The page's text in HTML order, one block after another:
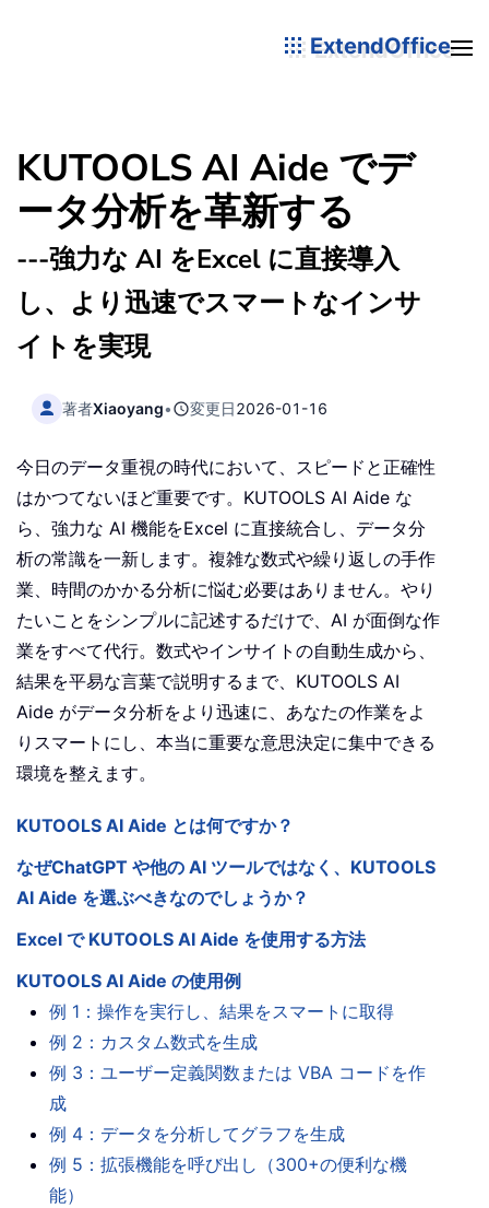
ExtendOffice
KUTOOLS AI Aide でデ
ータ分析を革新する
---強力な AI をExcel に直接導入
し、より迅速でスマートなインサ
イトを実現
著者Xiaoyang• 変更日2026-01-16
今日のデータ重視の時代において、スピードと正確性
はかつてないほど重要です。KUTOOLS AI Aide な
ら、強力な AI 機能をExcel に直接統合し、データ分
析の常識を一新します。複雑な数式や繰り返しの手作
業、時間のかかる分析に悩む必要はありません。やり
たいことをシンプルに記述するだけで、AI が面倒な作
業をすべて代行。数式やインサイトの自動生成から、
結果を平易な言葉で説明するまで、KUTOOLS AI
Aide がデータ分析をより迅速に、あなたの作業をよ
りスマートにし、本当に重要な意思決定に集中できる
環境を整えます。
KUTOOLS AI Aide とは何ですか？
なぜChatGPT や他の AI ツールではなく、KUTOOLS
AI Aide を選ぶべきなのでしょうか？
Excel で KUTOOLS AI Aide を使用する方法
KUTOOLS AI Aide の使用例
例 1：操作を実行し、結果をスマートに取得
例 2：カスタム数式を生成
例 3：ユーザー定義関数または VBA コードを作
成
例 4：データを分析してグラフを生成
例 5：拡張機能を呼び出し（300+の便利な機
能）